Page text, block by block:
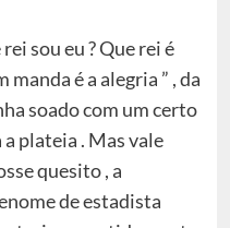
sou eu ? Que rei é
é a alegria ” , da
soado com um certo
a plateia . Mas vale
quesito , a
de estadista